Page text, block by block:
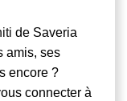
de Saveria
amis, ses
encore ?
connecter à